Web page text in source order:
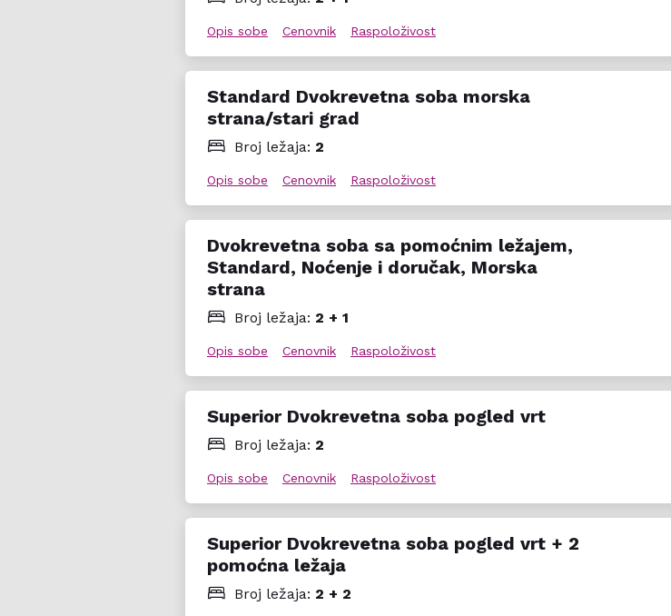
Opis sobe Cenovnik Raspoloživost
Standard Dvokrevetna soba morska
strana/stari grad
Broj ležaja: 2
Opis sobe Cenovnik Raspoloživost
Dvokrevetna soba sa pomoćnim ležajem,
Standard, Noćenje i doručak, Morska
strana
Broj ležaja: 2 + 1
Opis sobe Cenovnik Raspoloživost
Superior Dvokrevetna soba pogled vrt
Broj ležaja: 2
Opis sobe Cenovnik Raspoloživost
Superior Dvokrevetna soba pogled vrt + 2
pomoćna ležaja
Broj ležaja: 2 + 2